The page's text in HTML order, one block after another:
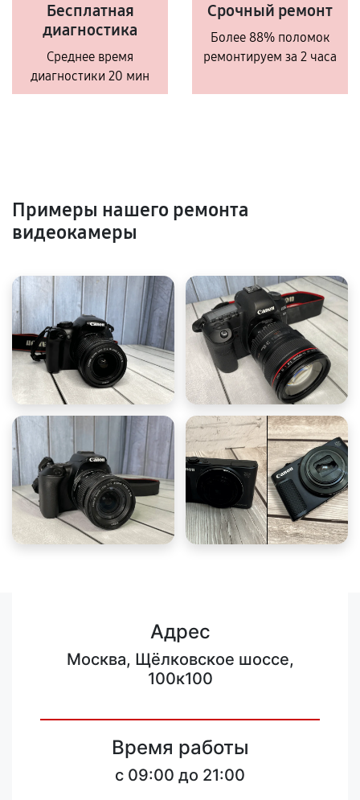
Бесплатная
диагностика
Среднее время
диагностики 20 мин
Срочный ремонт
Более 88% поломок
ремонтируем за 2 часа
Примеры нашего ремонта
видеокамеры
Адрес
Москва, Щёлковское шоссе,
100к100
Время работы
c 09:00 до 21:00